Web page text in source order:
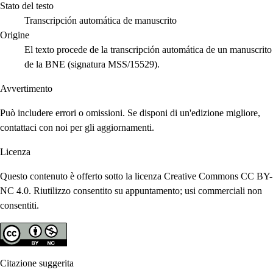
Stato del testo
Transcripción automática de manuscrito
Origine
El texto procede de la transcripción automática de un manuscrito
de la BNE (signatura MSS/15529).
Avvertimento
Può includere errori o omissioni. Se disponi di un'edizione migliore,
contattaci con noi per gli aggiornamenti.
Licenza
Questo contenuto è offerto sotto la licenza Creative Commons CC BY-
NC 4.0. Riutilizzo consentito su appuntamento; usi commerciali non
consentiti.
Citazione suggerita